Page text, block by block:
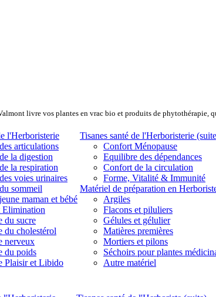
livre vos plantes en vrac bio et produits de phytothérapie,
l'Herboristerie
articulations
la digestion
la respiration
voies urinaires
sommeil
maman et bébé
Elimination
du sucre
du cholestérol
nerveux
du poids
Plaisir et Libido
Tisanes santé de l'Herboristerie
Confort Ménopause
Equilibre des dépendances
Confort de la circulation
Forme, Vitalité & Immunité
Matériel de préparation en
Argiles
Flacons et piluliers
Gélules et gélulier
Matières premières
Mortiers et pilons
Séchoirs pour plantes
Autre matériel